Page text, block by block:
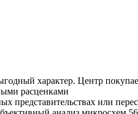
характер. Центр
расценками
представительствах или